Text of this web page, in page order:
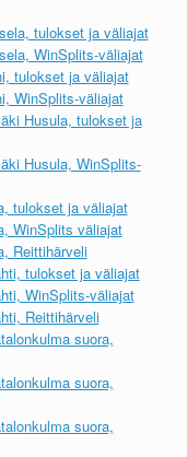
tulokset ja väliajat
WinSplits-väliajat
tulokset ja väliajat
WinSplits-väliajat
Husula, tulokset ja
Husula, WinSplits-
tulokset ja väliajat
WinSplits väliajat
Reittihärveli
tulokset ja väliajat
WinSplits-väliajat
Reittihärveli
suora,
suora,
suora,